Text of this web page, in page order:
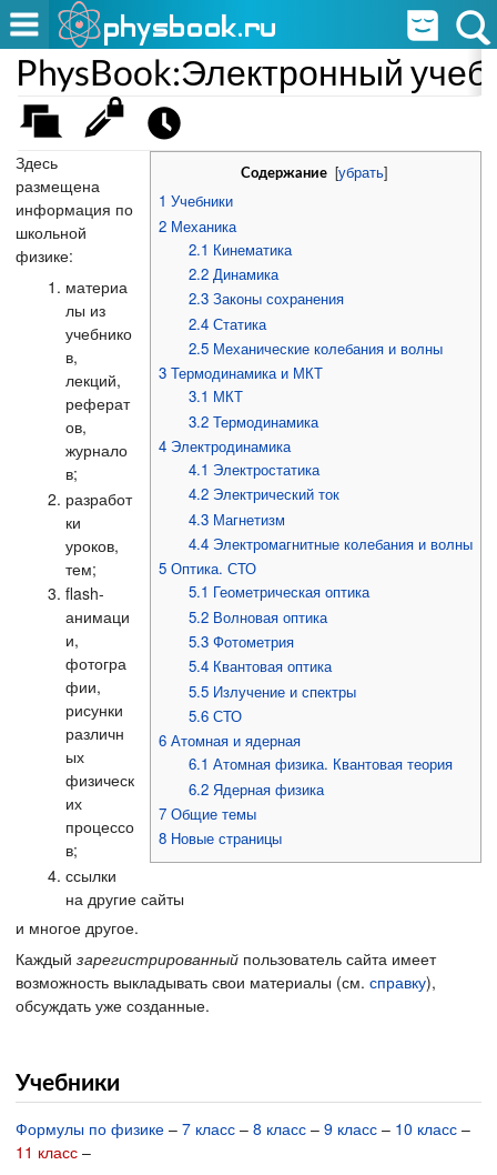
PhysBook:Электронный
Содержание [убрать]
1 Учебники
2 Механика
2.1 Кинематика
2.2 Динамика
2.3 Законы сохранения
2.4 Статика
2.5 Механические колебания и волны
3 Термодинамика и МКТ
3.1 МКТ
3.2 Термодинамика
4 Электродинамика
4.1 Электростатика
4.2 Электрический ток
4.3 Магнетизм
4.4 Электромагнитные колебания и волны
5 Оптика. СТО
5.1 Геометрическая оптика
5.2 Волновая оптика
5.3 Фотометрия
5.4 Квантовая оптика
5.5 Излучение и спектры
5.6 СТО
6 Атомная и ядерная
6.1 Атомная физика. Квантовая теория
6.2 Ядерная физика
7 Общие темы
8 Новые страницы
Здесь
размещена
информация по
школьной
физике:
материа
лы из
учебнико
в,
лекций,
реферат
ов,
журнало
в;
разработ
ки
уроков,
тем;
flash-
анимаци
и,
фотогра
фии,
рисунки
различн
ых
физическ
их
процессо
в;
ссылки
на другие сайты
и многое другое.
Каждый зарегистрированный пользователь сайта имеет
возможность выкладывать свои материалы (см. справку),
обсуждать уже созданные.
Учебники
Формулы по физике – 7 класс – 8 класс – 9 класс – 10 класс –
11 класс –